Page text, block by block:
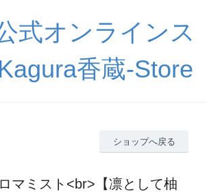
式オンラインス
香蔵-Store
ショップへ戻る
マミスト<br>【凛として柚